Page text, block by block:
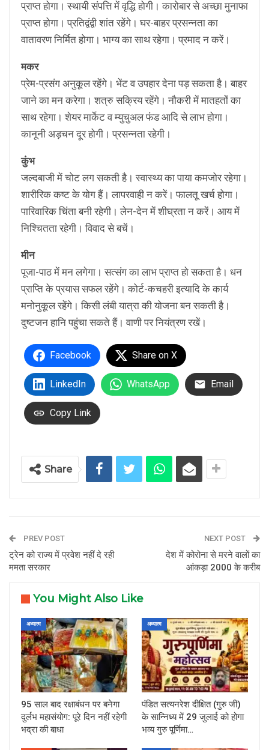
प्राप्त होगा। स्थायी संपत्ति में वृद्धि होगी। कारोबार से अच्छा मुनाफा
प्राप्त होगा। प्रतिद्वंद्वी शांत रहेंगे। घर-बाहर प्रसन्नता का
वातावरण निर्मित होगा। भाग्य का साथ रहेगा। प्रमाद न करें।
मकर
प्रेम-प्रसंग अनुकूल रहेंगे। भेंट व उपहार देना पड़ सकता है। बाहर
जाने का मन करेगा। शत्रु सक्रिय रहेंगे। नौकरी में मातहतों का
साथ रहेगा। शेयर मार्केट व म्युचुअल फंड आदि से लाभ होगा।
कानूनी अड़चन दूर होगी। प्रसन्नता रहेगी।
कुंभ
जल्दबाजी में चोट लग सकती है। स्वास्थ्य का पाया कमजोर रहेगा।
शारीरिक कष्ट के योग हैं। लापरवाही न करें। फालतू खर्च होगा।
पारिवारिक चिंता बनी रहेगी। लेन-देन में शीघ्रता न करें। आय में
निश्चितता रहेगी। विवाद से बचें।
मीन
पूजा-पाठ में मन लगेगा। सत्संग का लाभ प्राप्त हो सकता है। धन
प्राप्ति के प्रयास सफल रहेंगे। कोर्ट-कचहरी इत्यादि के कार्य
मनोनुकूल रहेंगे। किसी लंबी यात्रा की योजना बन सकती है।
दुष्टजन हानि पहुंचा सकते हैं। वाणी पर नियंत्रण रखें।
Facebook Share on X
LinkedIn WhatsApp Email
Copy Link
Share
PREV POST
ट्रेन को राज्य में प्रवेश नहीं दे रही
ममता सरकार
NEXT POST
देश में कोरोना से मरने वालों का
आंकड़ा 2000 के करीब
You Might Also Like
अध्यात्म
95 साल बाद रक्षाबंधन पर बनेगा
दुर्लभ महासंयोग: पूरे दिन नहीं रहेगी
भद्रा की बाधा
अध्यात्म
पंडित सत्यनरेश दीक्षित (गुरु जी)
के सान्निध्य में 29 जुलाई को होगा
भव्य गुरु पूर्णिमा…